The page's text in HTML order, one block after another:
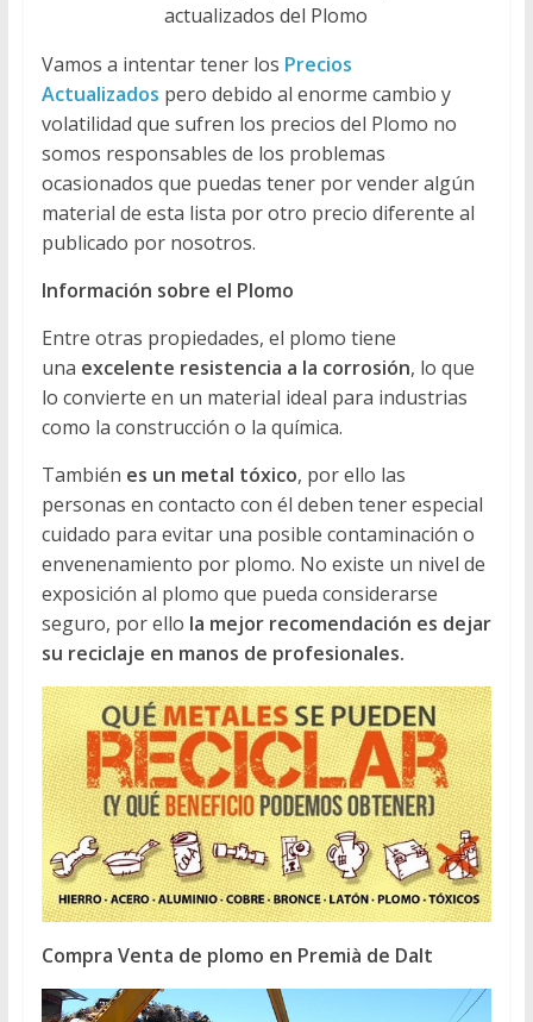
actualizados del Plomo
Vamos a intentar tener los Precios
Actualizados pero debido al enorme cambio y
volatilidad que sufren los precios del Plomo no
somos responsables de los problemas
ocasionados que puedas tener por vender algún
material de esta lista por otro precio diferente al
publicado por nosotros.
Información sobre el Plomo
Entre otras propiedades, el plomo tiene
una excelente resistencia a la corrosión, lo que
lo convierte en un material ideal para industrias
como la construcción o la química.
También es un metal tóxico, por ello las
personas en contacto con él deben tener especial
cuidado para evitar una posible contaminación o
envenenamiento por plomo. No existe un nivel de
exposición al plomo que pueda considerarse
seguro, por ello la mejor recomendación es dejar
su reciclaje en manos de profesionales.
Compra Venta de plomo en Premià de Dalt